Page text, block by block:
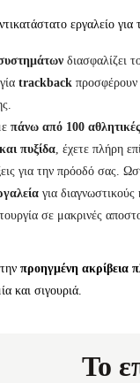
εργαλείο
διασφαλίζει
trackback προσφέρουν
πάνω από 100 αθλητικές
πυξίδα, έχετε πλήρη
για την πρόοδό σας.
για
σε μακρινές
προηγμένη ακρίβεια
και σιγουριά.
Το